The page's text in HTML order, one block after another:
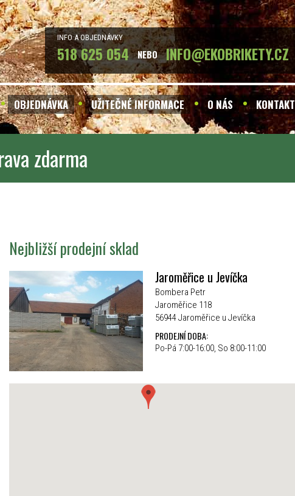
INFO A OBJEDNÁVKY
518 625 054 NEBO INFO@EKOBRIKETY.CZ
OBJEDNÁVKA UŽITEČNÉ INFORMACE O NÁS KONTAKT
zdarma
Nejbližší prodejní sklad
Jaroměřice u Jevíčka
Bombera Petr
Jaroměřice 118
56944 Jaroměřice u Jevíčka
PRODEJNÍ DOBA:
Po-Pá 7:00-16:00, So 8:00-11:00